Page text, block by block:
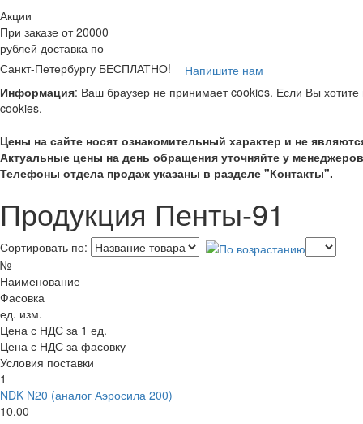
Акции
При заказе от 20000
рублей доставка по
Санкт-Петербургу БЕСПЛАТНО!
Напишите нам
Информация: Ваш браузер не принимает cookies. Если Вы
cookies.
Цены на сайте носят ознакомительный характер и не
Актуальные цены на день обращения уточняйте у
Телефоны отдела продаж указаны в разделе "Контакты".
Продукция Пенты-91
Сортировать по:
№
Наименование
Фасовка
ед. изм.
Цена с НДС за 1 ед.
Цена с НДС за фасовку
Условия поставки
1
NDK N20 (аналог Аэросила 200)
10.00